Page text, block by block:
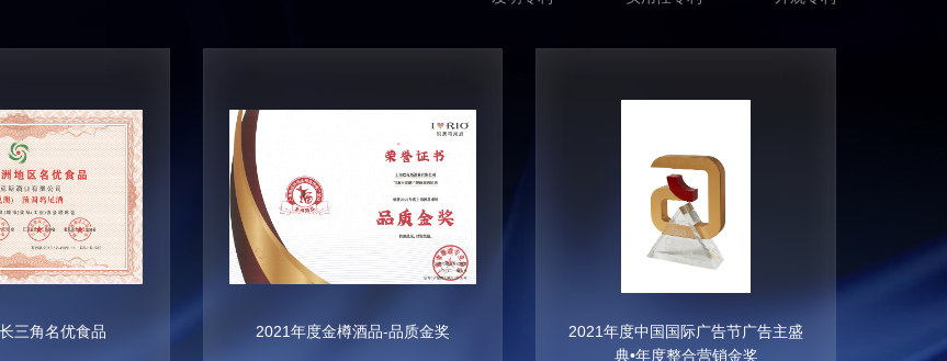
三角名优食品 2021年度金樽酒品-品质金奖
2021年度中国国际广告节广告主盛
典•年度整合营销金奖